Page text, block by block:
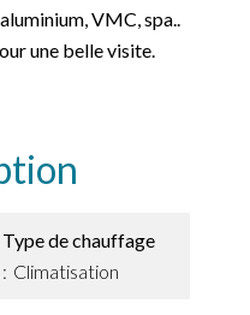
VMC, spa..
une belle visite.
Type de chauffage
Climatisation